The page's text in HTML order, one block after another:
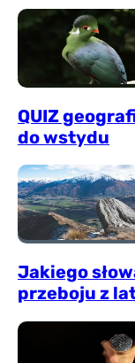
QUIZ
do wstydu
Jakiego
przeboju z